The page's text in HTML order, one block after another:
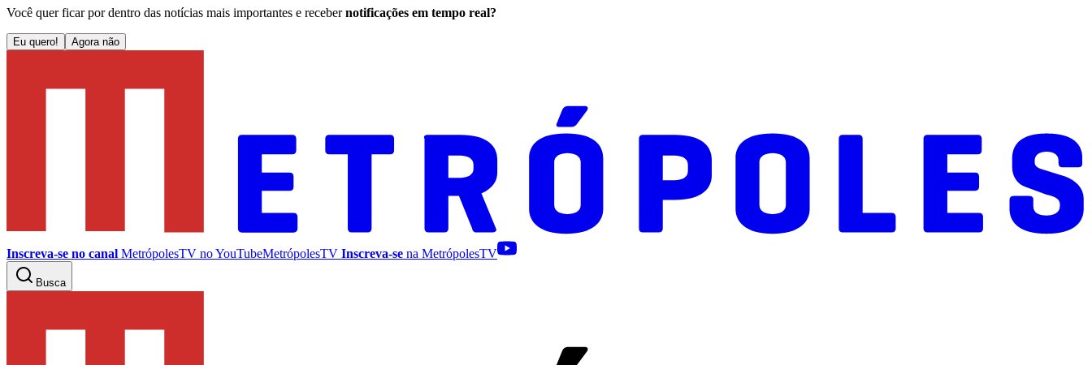
Você quer ficar por dentro das notícias mais importantes e receber notificações em tempo real?
Eu quero! Agora não
Inscreva-se no canal MetrópolesTV noYouTubeMetrópolesTV Inscreva-se na MetrópolesTV
Busca